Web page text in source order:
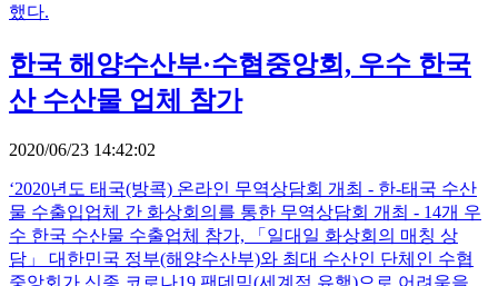
했다.
한국 해양수산부·수협중앙회, 우수 한국
산 수산물 업체 참가
2020/06/23 14:42:02
‘2020년도 태국(방콕) 온라인 무역상담회 개최 - 한-태국 수산
물 수출입업체 간 화상회의를 통한 무역상담회 개최 - 14개 우
수 한국 수산물 수출업체 참가, 「일대일 화상회의 매칭 상
담」 대한민국 정부(해양수산부)와 최대 수산인 단체인 수협
중앙회가 신종 코로나19 팬데믹(세계적 유행)으로 어려움을